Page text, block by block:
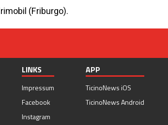
(Friburgo).
LINKS
Impressum
Facebook
Instagram
APP
TicinoNews iOS
TicinoNews Android